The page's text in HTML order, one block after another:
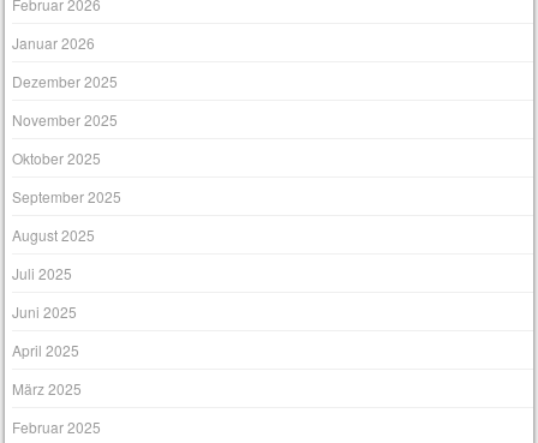
Februar 2026
Januar 2026
Dezember 2025
November 2025
Oktober 2025
September 2025
August 2025
Juli 2025
Juni 2025
April 2025
März 2025
Februar 2025